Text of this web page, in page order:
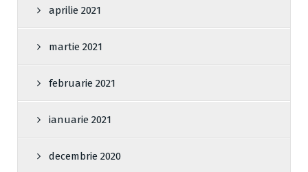
aprilie 2021
martie 2021
februarie 2021
ianuarie 2021
decembrie 2020